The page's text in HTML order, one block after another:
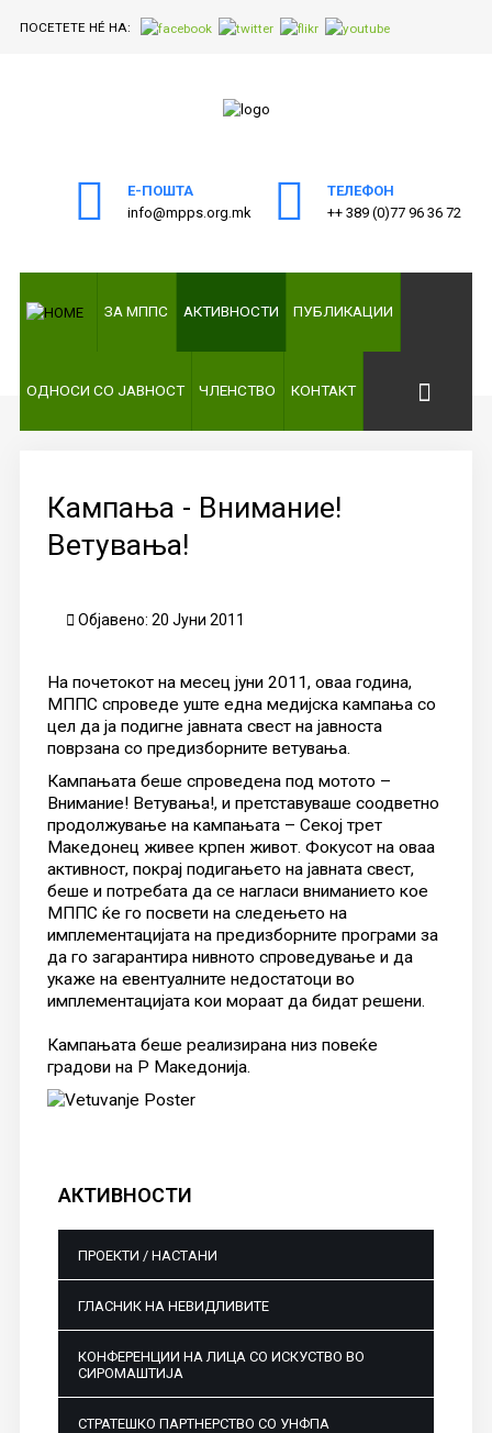
АКТИВНОСТИ
ПУБЛИКАЦИИ
ОДНОСИ
ЧЛЕНСТВО
ПОСЕТЕТЕ НÉ НА:
Е-ПОШТА
info@mpps.org.mk
ТЕЛЕФОН
++ 389 (0)77 96 36 72
ЗА МППС АКТИВНОСТИ ПУБЛИКАЦИИ
ОДНОСИ СО ЈАВНОСТ ЧЛЕНСТВО КОНТАКТ
Кампања - Внимание!
Ветувања!
Објавено: 20 Јуни 2011
На почетокот на месец јуни 2011, оваа година,
МППС спроведе уште една медијска кампања со
цел да ја подигне јавната свест на јавноста
поврзана со предизборните ветувања.
Кампањата беше спроведена под мотото –
Внимание! Ветувања!, и претставуваше соодветно
продолжување на кампањата – Секој трет
Македонец живее крпен живот. Фокусот на оваа
активност, покрај подигањето на јавната свест,
беше и потребата да се нагласи вниманието кое
МППС ќе го посвети на следењето на
имплементацијата на предизборните програми за
да го загарантира нивното спроведување и да
укаже на евентуалните недостатоци во
имплементацијата кои мораат да бидат решени.
Кампањата беше реализирана низ повеќе
градови на Р Македонија.
АКТИВНОСТИ
ПРОЕКТИ / НАСТАНИ
ГЛАСНИК НА НЕВИДЛИВИТЕ
КОНФЕРЕНЦИИ НА ЛИЦА СО ИСКУСТВО ВО
СИРОМАШТИЈА
СТРАТЕШКО ПАРТНЕРСТВО СО УНФПА